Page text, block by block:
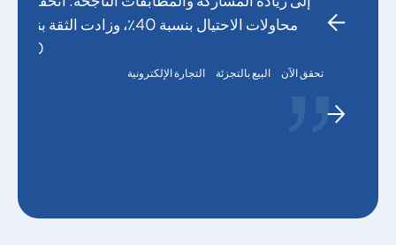
محاولات الاحتيال بنسبة 40٪، وزادت الثقة بنسبة
20٪.
تحقق الآن البيع بالتجزئة التجارة الإلكترونية